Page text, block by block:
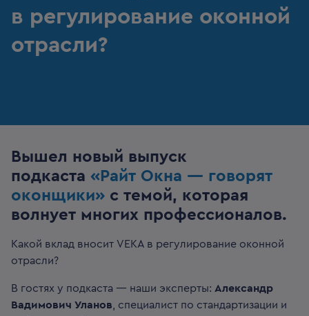
в регулирование оконной
отрасли?
Вышел новый выпуск
подкаста «Райт Окна — говорят
оконщики» с темой, которая
волнует многих профессионалов.
Какой вклад вносит VEKA в регулирование оконной
отрасли?
В гостях у подкаста — наши эксперты: Александр
Вадимович Уланов , специалист по стандартизации и